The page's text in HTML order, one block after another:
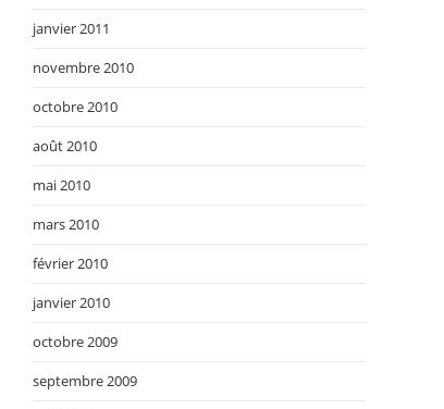
janvier 2011
novembre 2010
octobre 2010
août 2010
mai 2010
mars 2010
février 2010
janvier 2010
octobre 2009
septembre 2009